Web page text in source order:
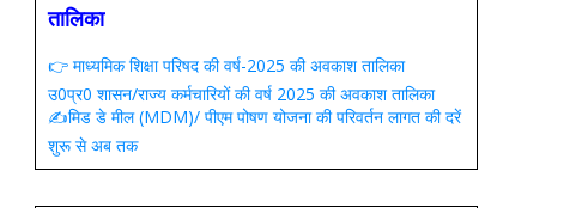
तालिका
👉 माध्यमिक शिक्षा परिषद की वर्ष-2025 की अवकाश तालिका
उ0प्र0 शासन/राज्य कर्मचारियों की वर्ष 2025 की अवकाश तालिका
✍️मिड डे मील (MDM)/ पीएम पोषण योजना की परिवर्तन लागत की दरें
शुरू से अब तक